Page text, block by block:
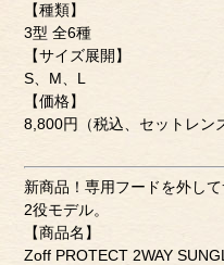
【種類】
3型 全6種
【サイズ展開】
S、M、L
【価格】
8,800円（税込、セットレ
新商品！専用フードを外し
2役モデル。
【商品名】
Zoff PROTECT 2WAY